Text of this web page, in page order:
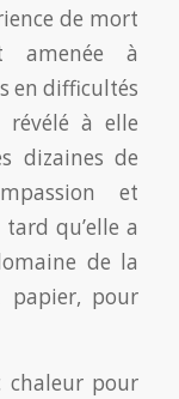
de mort
amenée à
en difficultés
révélé à elle
dizaines de
et
qu’elle a
de la
papier, pour
chaleur pour